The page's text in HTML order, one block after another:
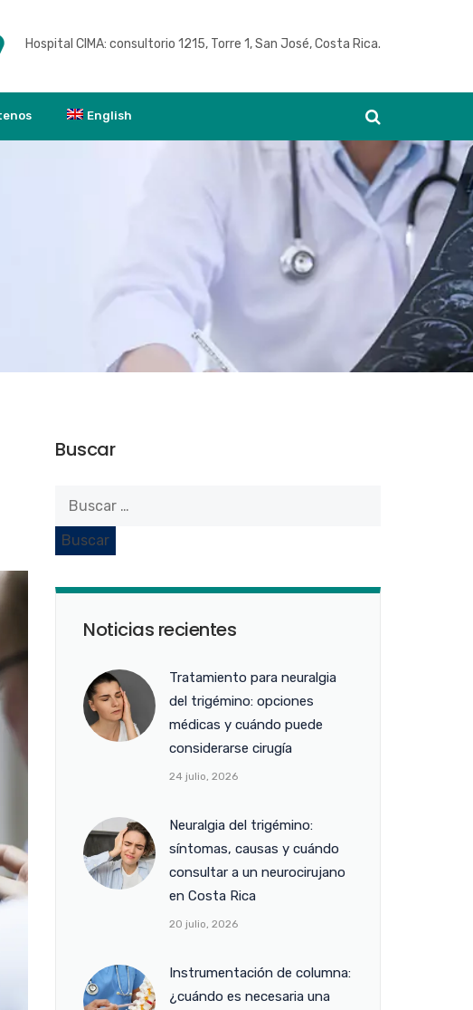
Hospital CIMA: consultorio 1215, Torre 1, San José, Costa Rica.
English
Buscar
Noticias recientes
Tratamiento para neuralgia
del trigémino: opciones
médicas y cuándo puede
considerarse cirugía
24 julio, 2026
Neuralgia del trigémino:
síntomas, causas y cuándo
consultar a un neurocirujano
en Costa Rica
20 julio, 2026
Instrumentación de columna:
¿cuándo es necesaria una